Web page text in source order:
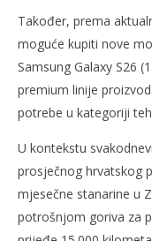
Također, prema
moguće kupiti nove
Samsung Galaxy S26
premium linije
potrebe u kategoriji
U kontekstu
prosječnog hrvatskog
mjesečne stanarine u
potrošnjom goriva za